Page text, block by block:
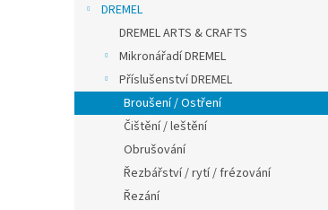
DREMEL
DREMEL ARTS & CRAFTS
Mikronářadí DREMEL
Příslušenství DREMEL
Broušení / Ostření
Čištění / leštění
Obrušování
Řezbářství / rytí / frézování
Řezání